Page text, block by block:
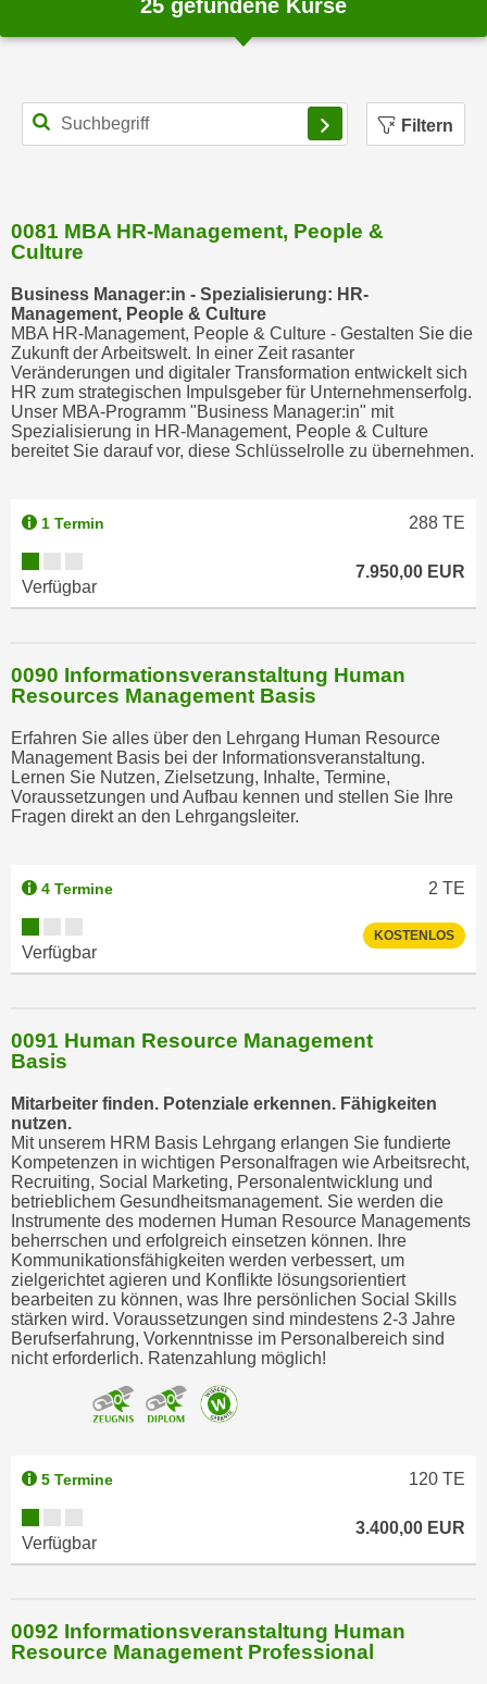
25 gefundene Kurse
Filtern
0081 MBA HR-Management, People &
Culture
Business Manager:in - Spezialisierung: HR-
Management, People & Culture
MBA HR-Management, People & Culture - Gestalten Sie die
Zukunft der Arbeitswelt. In einer Zeit rasanter
Veränderungen und digitaler Transformation entwickelt sich
HR zum strategischen Impulsgeber für Unternehmenserfolg.
Unser MBA-Programm "Business Manager:in" mit
Spezialisierung in HR-Management, People & Culture
bereitet Sie darauf vor, diese Schlüsselrolle zu übernehmen.
1 Termin 288 TE
Verfügbar
7.950,00 EUR
0090 Informationsveranstaltung Human
Resources Management Basis
Erfahren Sie alles über den Lehrgang Human Resource
Management Basis bei der Informationsveranstaltung.
Lernen Sie Nutzen, Zielsetzung, Inhalte, Termine,
Voraussetzungen und Aufbau kennen und stellen Sie Ihre
Fragen direkt an den Lehrgangsleiter.
4 Termine 2 TE
Verfügbar
KOSTENLOS
0091 Human Resource Management
Basis
Mitarbeiter finden. Potenziale erkennen. Fähigkeiten
nutzen.
Mit unserem HRM Basis Lehrgang erlangen Sie fundierte
Kompetenzen in wichtigen Personalfragen wie Arbeitsrecht,
Recruiting, Social Marketing, Personalentwicklung und
betrieblichem Gesundheitsmanagement. Sie werden die
Instrumente des modernen Human Resource Managements
beherrschen und erfolgreich einsetzen können. Ihre
Kommunikationsfähigkeiten werden verbessert, um
zielgerichtet agieren und Konflikte lösungsorientiert
bearbeiten zu können, was Ihre persönlichen Social Skills
stärken wird. Voraussetzungen sind mindestens 2-3 Jahre
Berufserfahrung, Vorkenntnisse im Personalbereich sind
nicht erforderlich. Ratenzahlung möglich!
5 Termine 120 TE
Verfügbar
3.400,00 EUR
0092 Informationsveranstaltung Human
Resource Management Professional